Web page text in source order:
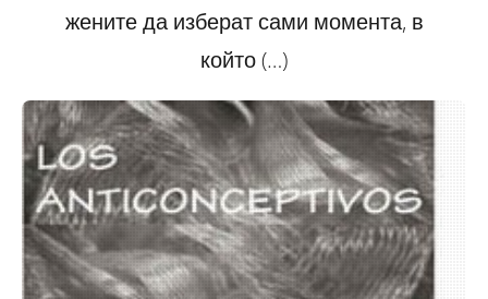
жените да изберат сами момента, в
който (…)